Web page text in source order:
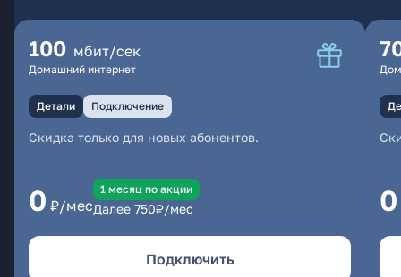
100 мбит/сек
Домашний интернет
Детали Подключение
Скидка только для новых абонентов.
0 ₽/мес
1 месяц по акции
Далее 750₽/мес
Подключить
0